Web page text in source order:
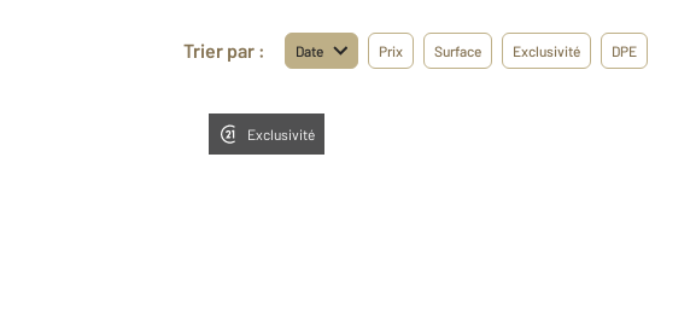
Trier par : Date Prix Surface Exclusivité DPE
Exclusivité